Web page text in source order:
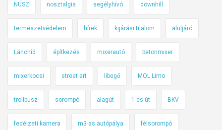
t
á
á
ó
NÚSZ nosztalgia segélyhívó downhill
természetvédelem hírek kijárási tilalom aluljáró
Lánchíd építkezés mixerautó betonmixer
mixerkocsi street art libegő MOL Limo
trolibusz sorompó alagút 1-es út BKV
fedélzeti kamera m3-as autópálya félsorompó